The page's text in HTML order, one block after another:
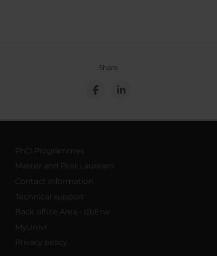
Share
PhD Programmes
Master and Post Lauream
Contact information
Technical support
Back office Area - dbErw
MyUnivr
Privacy policy